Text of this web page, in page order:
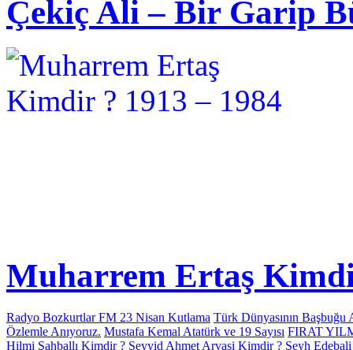
Çekiç Ali – Bir Garip
Muharrem Ertaş
Radyo Bozkurtlar FM 23 Nisan Kutlama Türk Dünyasının
Özlemle Anıyoruz. Mustafa Kemal Atatürk ve 19 Sayısı FIRAT
Hilmi Şahballı Kimdir ? Seyyid Ahmet Arvasi Kimdir ? Şeyh